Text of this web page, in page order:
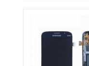
Ja, via vår